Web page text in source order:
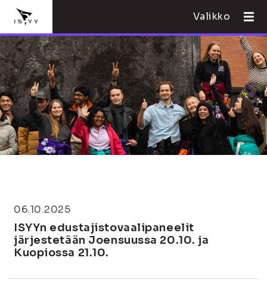
Valikko
06.10.2025
ISYYn edustajistovaalipaneelit
järjestetään Joensuussa 20.10. ja
Kuopiossa 21.10.